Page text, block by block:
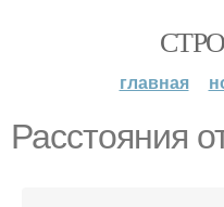
главная
Расстояния